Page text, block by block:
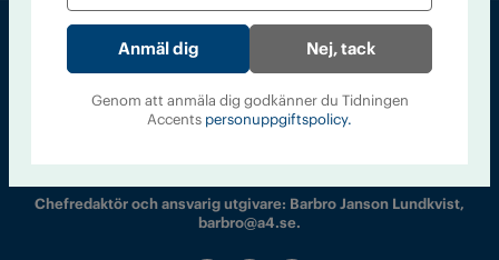
Tidningen Accent, A4, Bondegatan 21, 116 33 Stockholm
accent@iogt.se
Chefredaktör och ansvarig utgivare: Barbro Janson Lundkvist,
barbro@a4.se.
Nej, tack
Genom att anmäla dig godkänner du Tidningen
Accents personuppgiftspolicy.